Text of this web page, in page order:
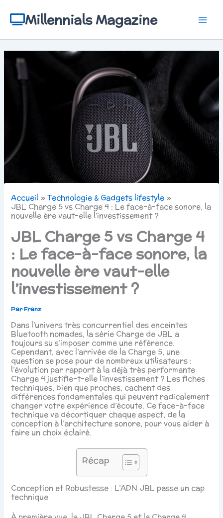
contenuMillennials Magazine
Accueil
Technologie & Gadgets lifestyle
JBL Charge 5 vs Charge 4 : Le face-à-face sonore, la
nouvelle ère vaut-elle l’investissement ?
JBL Charge 5 vs Charge 4
: Le face-à-face sonore, la
nouvelle ère vaut-elle
l’investissement ?
ParFranz
Dans l’univers très concurrentiel des enceintes
Bluetooth nomades, la série Charge de JBL a
toujours su s’imposer comme une référence.
Cependant, avec l’arrivée de la Charge 5, une
question se pose pour de nombreux utilisateurs :
l’évolution par rapport à la déjà très performante
Charge 4 justifie-t-elle l’investissement ? Les fiches
techniques, bien que proches, cachent des
différences fondamentales qui peuvent radicalement
changer votre expérience d’écoute. Ce face-à-face
technique va décortiquer chaque aspect, de la
conception à l’architecture sonore, pour vous aider à
faire un choix éclairé.
Récap
Conception et Robustesse : L’ADN JBL passe un cap
technique